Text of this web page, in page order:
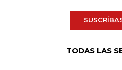
TODAS LAS